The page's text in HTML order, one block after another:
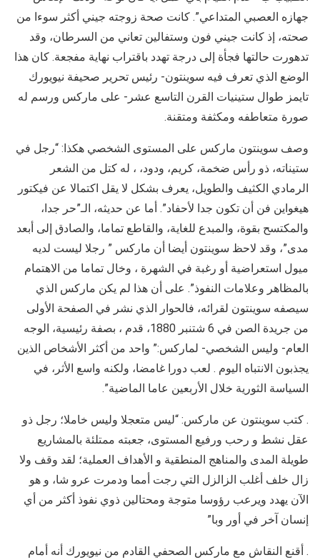
جهازه العصبي المتداعي”. كانت صحة زوجته جيني أكثر سوءا من
صحته، إذ كانت جيني فون وستفالين تعاني من السرطان، وقد
تدهورت حالتها فجأة إلى درجة تهدد باقتراب نهاية مفجعة. كان هذا
الوضع الذي تعرف فيه سوينتون- رئيس تحرير صحيفة نيويورك
تايمز طوال ستينيات القرن التاسع عشر- على ماركس ورسم له
صورة متعاطفه ومكثفة ومتقنة.
وصف سوينتون ماركس على المستوى الشخصي هكذا: “رجل في
ستيناته، ذو رأس ضخمة، كريم، ودود، ، له كتل من الشعر
الرمادي الكثيف والطويل، يعرف بشكل لا يقل اكتمالا عن فيكتور
هيغواين فن أن تكون جدا لأحفاد”. أما عن حديثه، الـ”حر جدا،
والمكتسح بقوة، والمبدع للغاية، والقاطع تماما، والصادق إلى أبعد
مدى”، وقد لاحظ سوينتون أيضا أن ماركس ” رجلا ليست لديه
ميول استعراضية أو رغبة في الشهرة ، وخال تماما من الاهتمام
بالمظاهر وعلامات النفوذ”. على أن هذا لم يكن ماركس الذي
سيصفه سوينتون لقرائه، فالحوار الذي نشر في الصفحة الأولى
من جريدة الصن في 6 شتنبر 1880، قدم ، بصفة رئيسية، الوجه
العام- وليس الشخصي- لماركس:” واحد من أكثر الأشخاص الذين
يجذبون الانتباه اليوم . لعب دورا غامضا، ولكنه واسع الأثر، في
السياسة الثورية خلال الأربعين عاما الماضية”.
. كتب سوينتون عن ماركس: “ليس متعجلا وليس خاملا؛ رجل ذو
عقل نشط و رحب ورفيع المستوى، جعبته ممتلئة بالمشاريع
طويلة المدى والمناهج المنطقية و الأهداف العملية؛ لقد وقف ولا
زال خلف أغلب الزالزل التي رجت أمما ودمرت عرو شا، و هو
الآن يهدد ويرعب رؤوسا متوجة ومحتالين ذوي نفوذ أكثر من أي
إنسان آخر في أور وبا”
. أقنع النقاش مع ماركس الصحفي القادم من نيويورك أنه أمام